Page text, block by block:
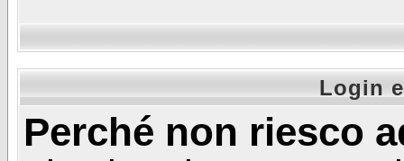
Login
Perché non riesco